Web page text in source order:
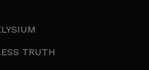
TRUTH